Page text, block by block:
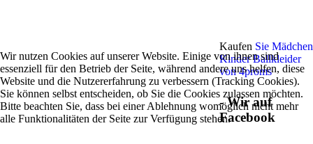
Kaufen Sie Mädchen
Kinder Ballkleider
von 4proms
- Wir auf
Facebook
Wir nutzen Cookies auf unserer Website. Einige von ihnen sind
essenziell für den Betrieb der Seite, während andere uns helfen, diese
Website und die Nutzererfahrung zu verbessern (Tracking Cookies).
Sie können selbst entscheiden, ob Sie die Cookies zulassen möchten.
Bitte beachten Sie, dass bei einer Ablehnung womöglich nicht mehr
alle Funktionalitäten der Seite zur Verfügung stehen.